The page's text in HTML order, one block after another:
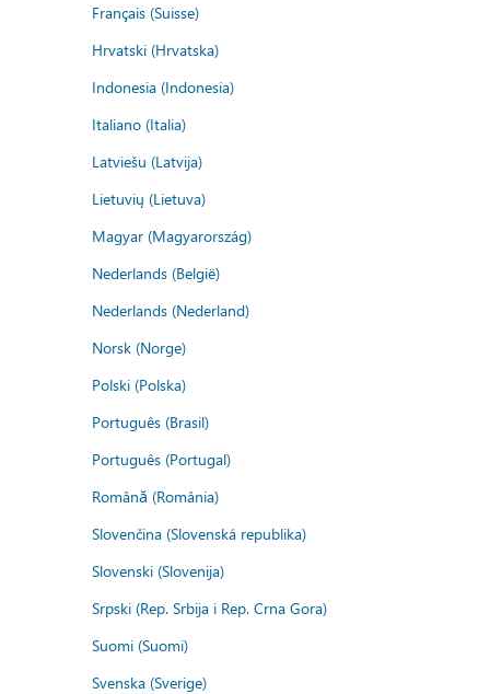
Français (Suisse)
Hrvatski (Hrvatska)
Indonesia (Indonesia)
Italiano (Italia)
Latviešu (Latvija)
Lietuvių (Lietuva)
Magyar (Magyarország)
Nederlands (België)
Nederlands (Nederland)
Norsk (Norge)
Polski (Polska)
Português (Brasil)
Português (Portugal)
Română (România)
Slovenčina (Slovenská republika)
Slovenski (Slovenija)
Srpski (Rep. Srbija i Rep. Crna Gora)
Suomi (Suomi)
Svenska (Sverige)